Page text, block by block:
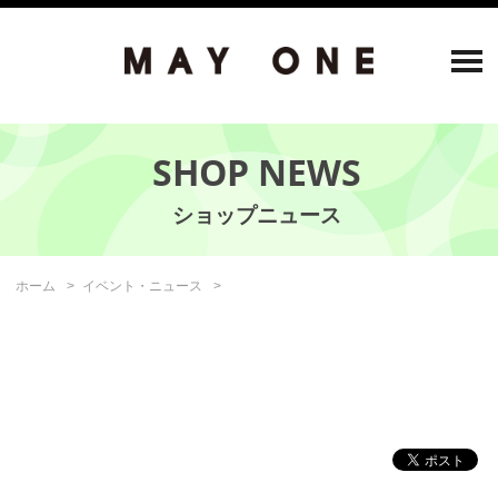
SHOP NEWS
ホーム イベント・ニュース